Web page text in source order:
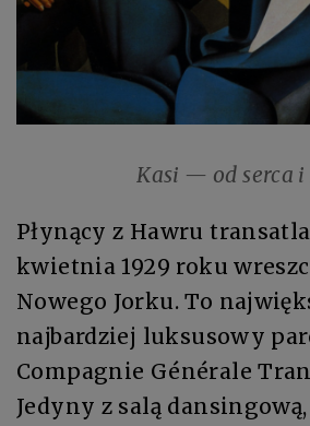
Kasi — od serca
Płynący z Hawru
kwietnia 1929 roku
Nowego Jorku. To
najbardziej luksusowy
Compagnie Générale
Jedyny z salą dansingową,